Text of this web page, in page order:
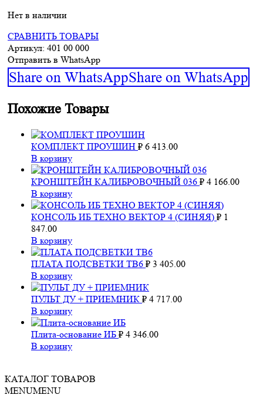
Нет в наличии
СРАВНИТЬ ТОВАРЫ
Артикул: 401 00 000
Отправить в WhatsApp
Share on WhatsAppShare on WhatsApp
Похожие Товары
КОМПЛЕКТ ПРОУШИН ₽ 6 413.00
В корзину
КРОНШТЕЙН КАЛИБРОВОЧНЫЙ 036 ₽ 4 166.00
В корзину
КОНСОЛЬ ИБ ТЕХНО ВЕКТОР 4 (СИНЯЯ) ₽ 1
847.00
В корзину
ПЛАТА ПОДСВЕТКИ ТВ6 ₽ 3 405.00
В корзину
ПУЛЬТ ДУ + ПРИЕМНИК ₽ 4 717.00
В корзину
Плита-основание ИБ ₽ 4 346.00
В корзину
КАТАЛОГ ТОВАРОВ
MENUMENU